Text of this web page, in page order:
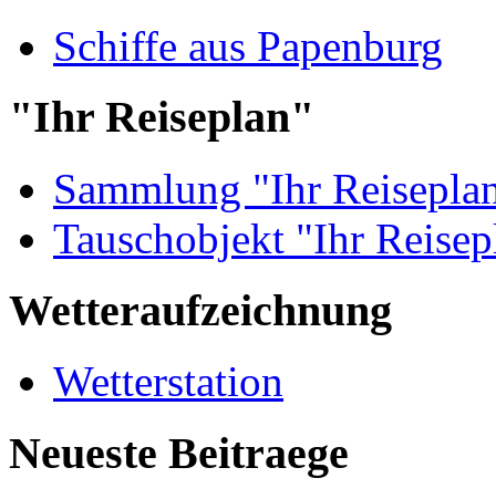
Schiffe aus Papenburg
"Ihr Reiseplan"
Sammlung "Ihr
Tauschobjekt "Ihr
Wetteraufzeichnung
Wetterstation
Neueste Beitraege